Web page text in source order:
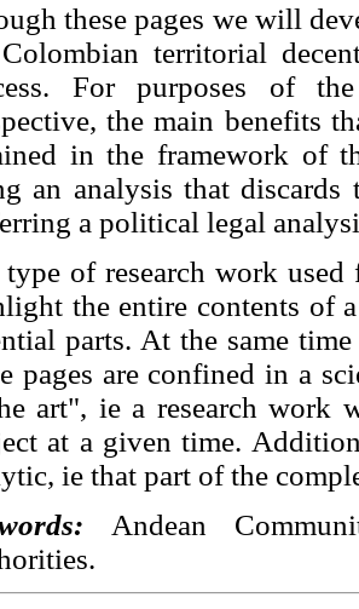
these pages we will
territorial
For purposes of
the main benefits
in the framework of
an analysis that discards
a political legal
type of research work
the entire contents of
parts. At the same
pages are confined in a
art", ie a research work
at a given time.
ie that part of the
Andean